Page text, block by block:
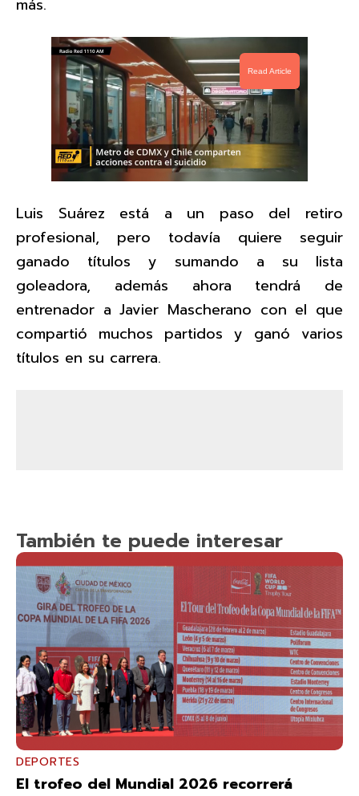
más.
Read Article
Luis Suárez está a un paso del retiro
profesional, pero todavía quiere seguir
ganado títulos y sumando a su lista
goleadora, además ahora tendrá de
entrenador a Javier Mascherano con el que
compartió muchos partidos y ganó varios
títulos en su carrera.
También te puede interesar
DEPORTES
El trofeo del Mundial 2026 recorrerá